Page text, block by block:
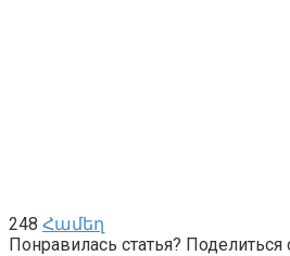
248 Համեղ
Понравилась статья? Поделиться